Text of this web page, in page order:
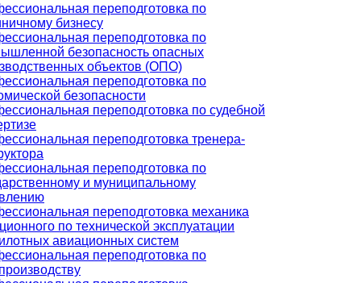
переподготовка по
бизнесу
переподготовка по
безопасность опасных
объектов (ОПО)
переподготовка по
безопасности
переподготовка по судебной
переподготовка тренера-
переподготовка по
и муниципальному
переподготовка механика
по технической эксплуатации
авиационных систем
переподготовка по